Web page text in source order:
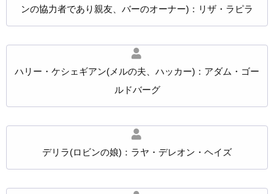
ンの協力者であり親友、バーのオーナー)：リザ・ラピラ
ハリー・ケシェギアン(メルの夫、ハッカー)：アダム・ゴー
ルドバーグ
デリラ(ロビンの娘)：ラヤ・デレオン・ヘイズ